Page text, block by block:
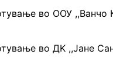
во ООУ ,,Ванчо
во ДK ,,Јане